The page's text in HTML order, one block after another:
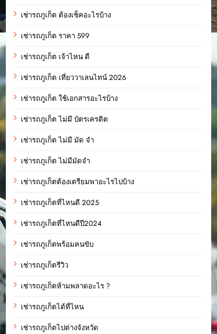
เช่ารถภูเก็ต ต้องเช็คอะไรบ้าง
เช่ารถภูเก็ต ราคา 599
เช่ารถภูเก็ต เจ้าไหน ดี
เช่ารถภูเก็ต เที่ยววาเลนไทน์ 2026
เช่ารถภูเก็ต ใช้เอกสารอะไรบ้าง
เช่ารถภูเก็ต ไม่มี บัตรเครดิต
เช่ารถภูเก็ต ไม่มี มัด จํา
เช่ารถภูเก็ต ไม่มีมัดจำ
เช่ารถภูเก็ตต้องเตรียมพาอะไรไปบ้าง
เช่ารถภูเก็ตที่ไหนดี 2025
เช่ารถภูเก็ตที่ไหนดีปี2024
เช่ารถภูเก็ตพร้อมคนขับ
เช่ารถภูเก็ตรีวิว
เช่ารถภูเก็ตห้ามพลาดอะไร ?
เช่ารถภูเก็ตได้ที่ไหน
เช่ารถภูเก็ตไปต่างจังหวัด